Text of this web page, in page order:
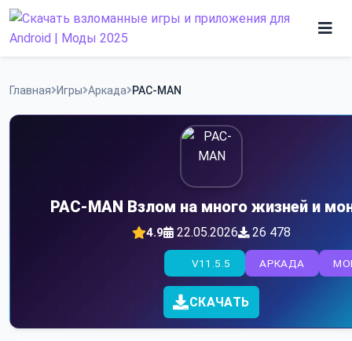
Skip
Программы
Главная Игры Аркада PAC-MAN
PAC-MAN Взлом на много жизней и
4.9 22.05.2026 26 478
АРКАДА
V11.5.5
СКАЧАТЬ